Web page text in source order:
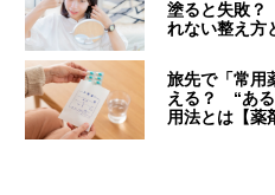
塗ると失敗
れない整え方
旅先で「常用
える？ “ある
用法とは【薬